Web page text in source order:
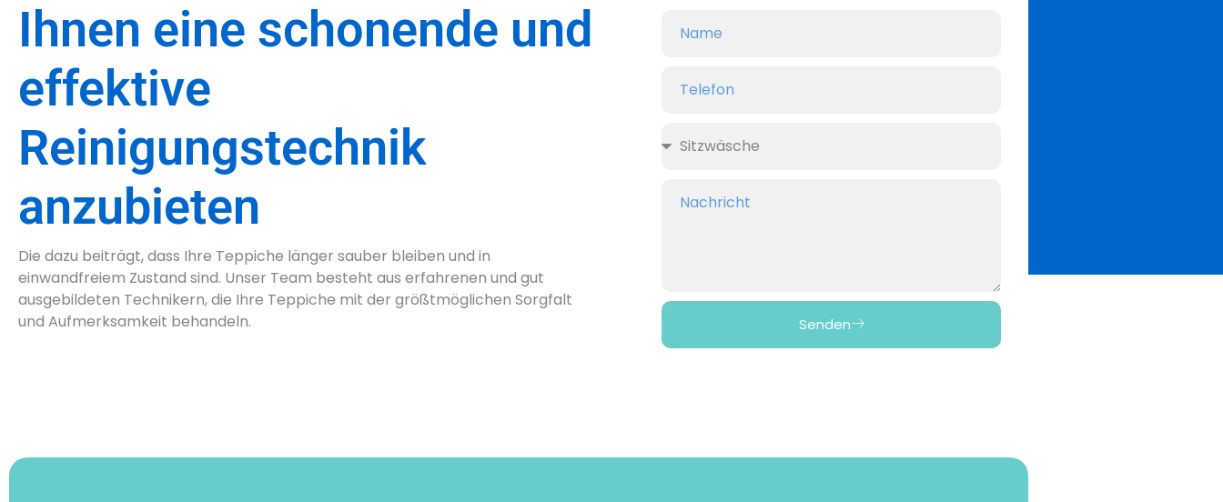
Ihnen eine schonende und
effektive
Reinigungstechnik
anzubieten
Die dazu beiträgt, dass Ihre Teppiche länger sauber bleiben und in
einwandfreiem Zustand sind. Unser Team besteht aus erfahrenen und gut
ausgebildeten Technikern, die Ihre Teppiche mit der größtmöglichen Sorgfalt
und Aufmerksamkeit behandeln.
Senden